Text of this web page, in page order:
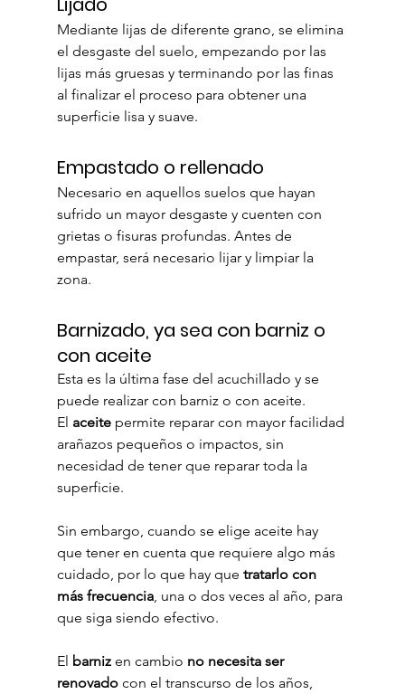
Mediante lijas de diferente grano, se elimina
el desgaste del suelo, empezando por las
lijas más gruesas y terminando por las finas
al finalizar el proceso para obtener una
superficie lisa y suave.
Empastado o rellenado
Necesario en aquellos suelos que hayan
sufrido un mayor desgaste y cuenten con
grietas o fisuras profundas. Antes de
empastar, será necesario lijar y limpiar la
zona.
Barnizado, ya sea con barniz o
con aceite
Esta es la última fase del acuchillado y se
puede realizar con barniz o con aceite.
El aceite permite reparar con mayor facilidad
arañazos pequeños o impactos, sin
necesidad de tener que reparar toda la
superficie.
Sin embargo, cuando se elige aceite hay
que tener en cuenta que requiere algo más
cuidado, por lo que hay que tratarlo con
más frecuencia, una o dos veces al año, para
que siga siendo efectivo.
El barniz en cambio no necesita ser
renovado con el transcurso de los años,